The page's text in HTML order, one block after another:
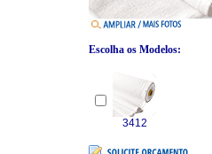
Escolha os Modelos:
3412